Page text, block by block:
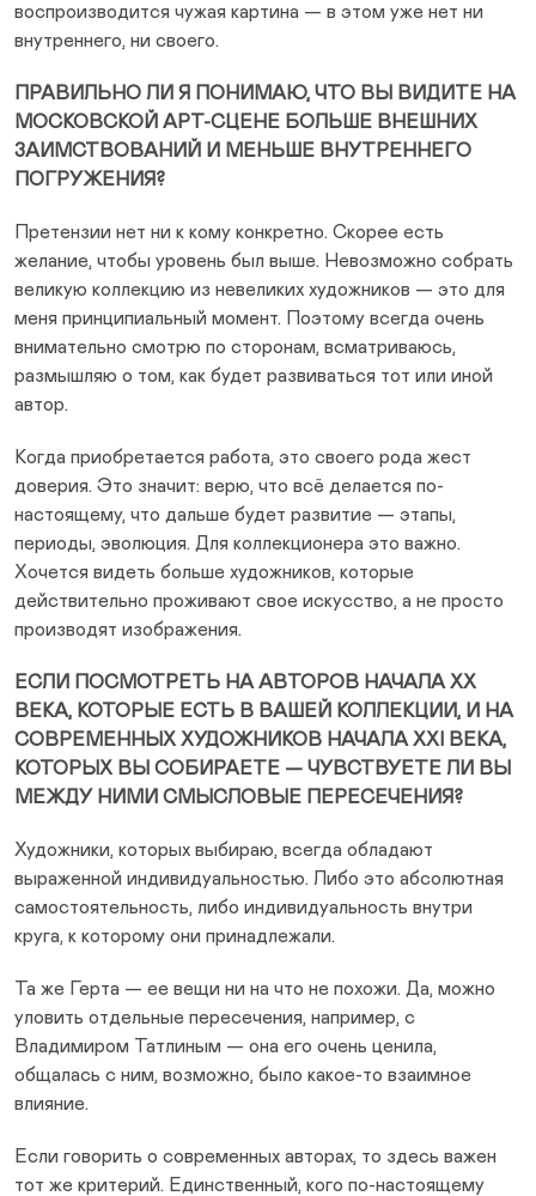
воспроизводится чужая картина — в этом уже нет ни
внутреннего, ни своего.
ПРАВИЛЬНО ЛИ Я ПОНИМАЮ, ЧТО ВЫ ВИДИТЕ НА
МОСКОВСКОЙ АРТ-СЦЕНЕ БОЛЬШЕ ВНЕШНИХ
ЗАИМСТВОВАНИЙ И МЕНЬШЕ ВНУТРЕННЕГО
ПОГРУЖЕНИЯ?
Претензии нет ни к кому конкретно. Скорее есть
желание, чтобы уровень был выше. Невозможно собрать
великую коллекцию из невеликих художников — это для
меня принципиальный момент. Поэтому всегда очень
внимательно смотрю по сторонам, всматриваюсь,
размышляю о том, как будет развиваться тот или иной
автор.
Когда приобретается работа, это своего рода жест
доверия. Это значит: верю, что всё делается по-
настоящему, что дальше будет развитие — этапы,
периоды, эволюция. Для коллекционера это важно.
Хочется видеть больше художников, которые
действительно проживают свое искусство, а не просто
производят изображения.
ЕСЛИ ПОСМОТРЕТЬ НА АВТОРОВ НАЧАЛА XX
ВЕКА, КОТОРЫЕ ЕСТЬ В ВАШЕЙ КОЛЛЕКЦИИ, И НА
СОВРЕМЕННЫХ ХУДОЖНИКОВ НАЧАЛА XXI ВЕКА,
КОТОРЫХ ВЫ СОБИРАЕТЕ — ЧУВСТВУЕТЕ ЛИ ВЫ
МЕЖДУ НИМИ СМЫСЛОВЫЕ ПЕРЕСЕЧЕНИЯ?
Художники, которых выбираю, всегда обладают
выраженной индивидуальностью. Либо это абсолютная
самостоятельность, либо индивидуальность внутри
круга, к которому они принадлежали.
Та же Герта — ее вещи ни на что не похожи. Да, можно
уловить отдельные пересечения, например, с
Владимиром Татлиным — она его очень ценила,
общалась с ним, возможно, было какое-то взаимное
влияние.
Если говорить о современных авторах, то здесь важен
тот же критерий. Единственный, кого по-настоящему